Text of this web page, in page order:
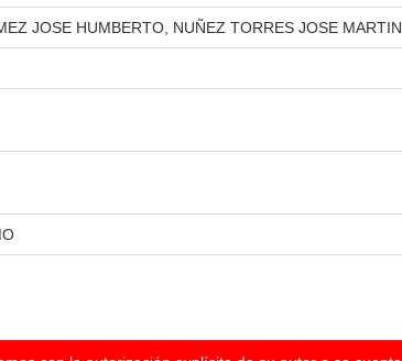
JOSE HUMBERTO, NUÑEZ TORRES JOSE MARTIN